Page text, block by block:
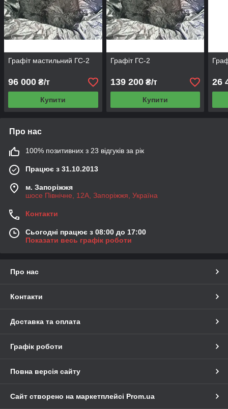
Графіт мастильний ГС-2
96 000 ₴/т
Купити
Графіт ГС-2
139 200₴/т
Купити
26
Про нас
100% позитивних з 23 відгуків за рік
Працює з 31.10.2013
м. Запоріжжя
шосе Північне, 12А, Запоріжжя, Україна
Контакти
Сьогодні працює з 08:00 до 17:00
Показати весь графік роботи
Про нас
Контакти
Доставка та оплата
Графік роботи
Повна версія сайту
Сайт створено на маркетплейсі Prom.ua